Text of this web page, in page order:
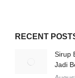
RECENT
Sirup
Jadi